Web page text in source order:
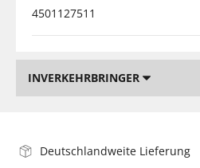
4501127511
INVERKEHRBRINGER
Deutschlandweite Lieferung